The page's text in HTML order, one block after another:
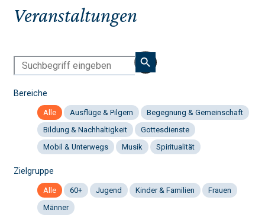
Veranstaltungen
Bereiche
Alle Ausflüge & Pilgern
Begegnung & Gemeinschaft
Bildung & Nachhaltigkeit
Gottesdienste
Mobil & Unterwegs
Musik Spiritualität
Zielgruppe
Alle 60+ Jugend Kinder & Familien
Frauen
Männer